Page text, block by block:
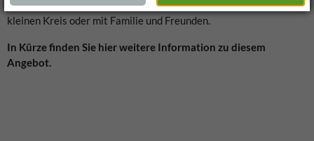
Ihnen: still oder musikalisch, mit Ansprache oder in Stille, im
kleinen Kreis oder mit Familie und Freunden.
In Kürze finden Sie hier weitere Information zu diesem
Angebot.